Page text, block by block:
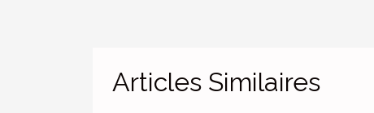
Articles Similaires